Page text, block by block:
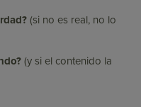
(si no es real, no lo
(y si el contenido la